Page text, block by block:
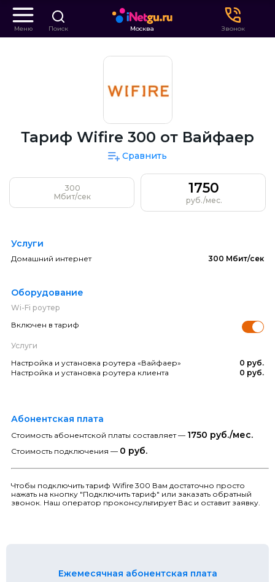
Меню Поиск Москва Звонок
Тариф Wifire 300 от Вайфаер
Сравнить
300
Мбит/сек
1750
руб./мес.
Услуги
Домашний интернет 300 Мбит/сек
Оборудование
Wi-Fi роутер
Включен в тариф
Услуги
Настройка и установка роутера «Вайфаер»
0 руб.
Настройка и установка роутера клиента
0 руб.
Абонентская плата
Стоимость абонентской платы составляет — 1750 руб./мес.
Стоимость подключения — 0 руб.
Чтобы подключить тариф Wifire 300 Вам достаточно просто
нажать на кнопку "Подключить тариф" или заказать обратный
звонок. Наш оператор проконсультирует Вас и оставит заявку.
Ежемесячная абонентская плата